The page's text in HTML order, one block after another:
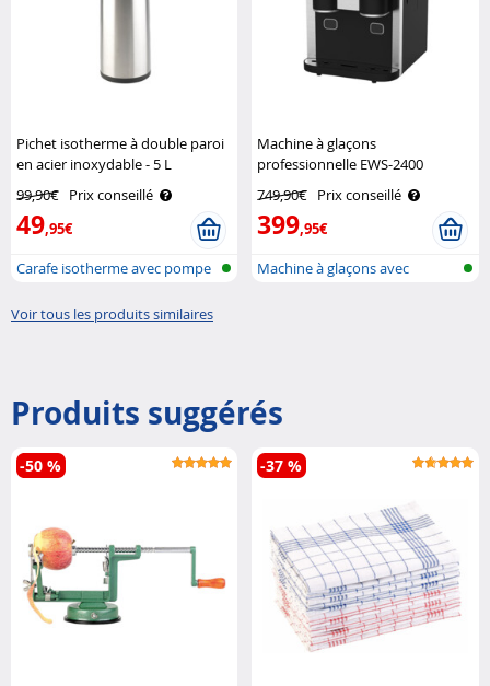
Pichet isotherme à double paroi
en acier inoxydable - 5 L
Rosenstein & Söhne
99,90€ Prix conseillé
49,95€
Carafe isotherme avec pompe
Machine à glaçons
professionnelle EWS-2400
749,90€ Prix conseillé
399,95€
Machine à glaçons avec
Voir tous les produits similaires
Produits suggérés
-50 % -37 %